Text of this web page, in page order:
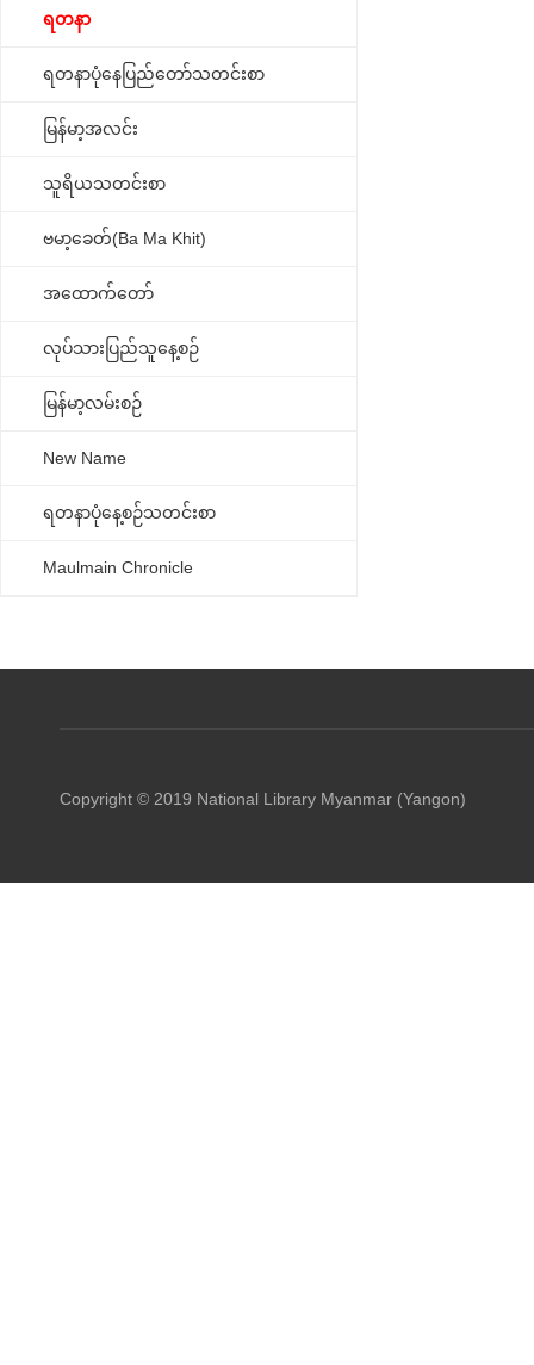
ရတနာ
ရတနာပုံနေပြည်တော်သတင်းစာ
မြန်မာ့အလင်း
သူရိယသတင်းစာ
ဗမာ့ခေတ်(Ba Ma Khit)
အထောက်တော်
လုပ်သားပြည်သူနေ့စဉ်
မြန်မာ့လမ်းစဉ်
New Name
ရတနာပုံနေ့စဉ်သတင်းစာ
Maulmain Chronicle
Copyright © 2019 National Library Myanmar (Yangon)